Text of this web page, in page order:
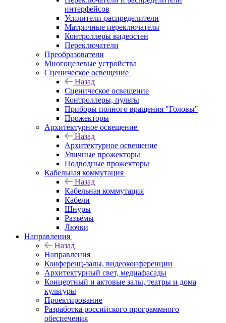
интерфейсов
Усилители-распределители
Матричные переключатели
Контроллеры видеостен
Переключатели
Преобразователи
Многоцелевые устройства
Сценическое освещение
Назад
Сценическое освещение
Контроллеры, пульты
Приборы полного вращения "Головы"
Прожекторы
Архитектурное освещение
Назад
Архитектурное освещение
Уличные прожекторы
Подводные прожекторы
Кабельная коммутация
Назад
Кабельная коммутация
Кабели
Шнуры
Разъёмы
Лючки
Направления
Назад
Направления
Конференц-залы, видеоконференции
Архитектурный свет, медиафасады
Концертный и актовые залы, театры и дома
культуры
Проектирование
Разработка российского программного
обеспечения